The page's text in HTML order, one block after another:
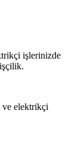
işlerinizde
ve elektrikçi